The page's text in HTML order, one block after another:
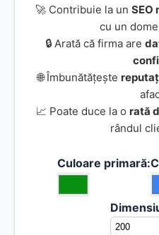
🚀 Contribuie la un SEO
cu un
🔒 Arată că firma are
🌐 Îmbunătățește
📈 Poate duce la o rată
rândul
Culoare primară: